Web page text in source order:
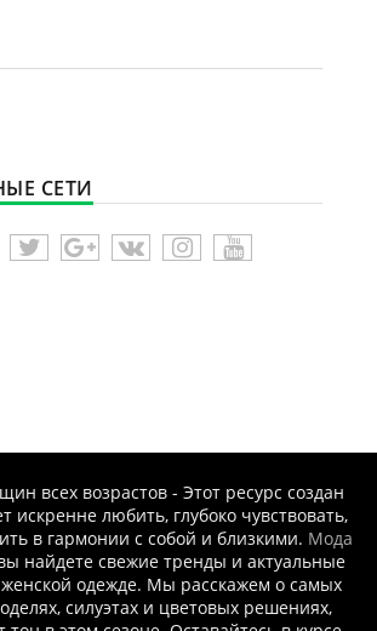
СЕТИ
всех возрастов - Этот ресурс создан
искренне любить, глубоко чувствовать,
в гармонии с собой и близкими. Мода
найдете свежие тренды и актуальные
одежде. Мы расскажем о самых
силуэтах и цветовых решениях,